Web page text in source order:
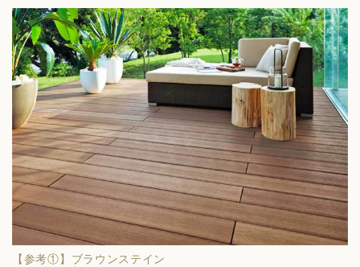
【参考①】ブラウンステイン